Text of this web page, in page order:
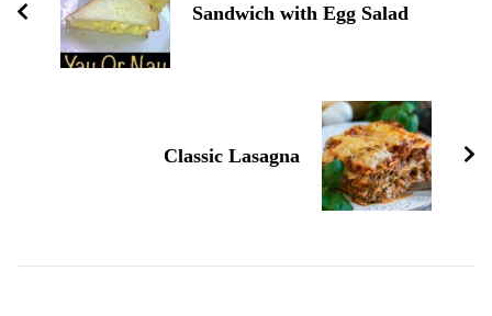
Sandwich with Egg Salad
Classic Lasagna